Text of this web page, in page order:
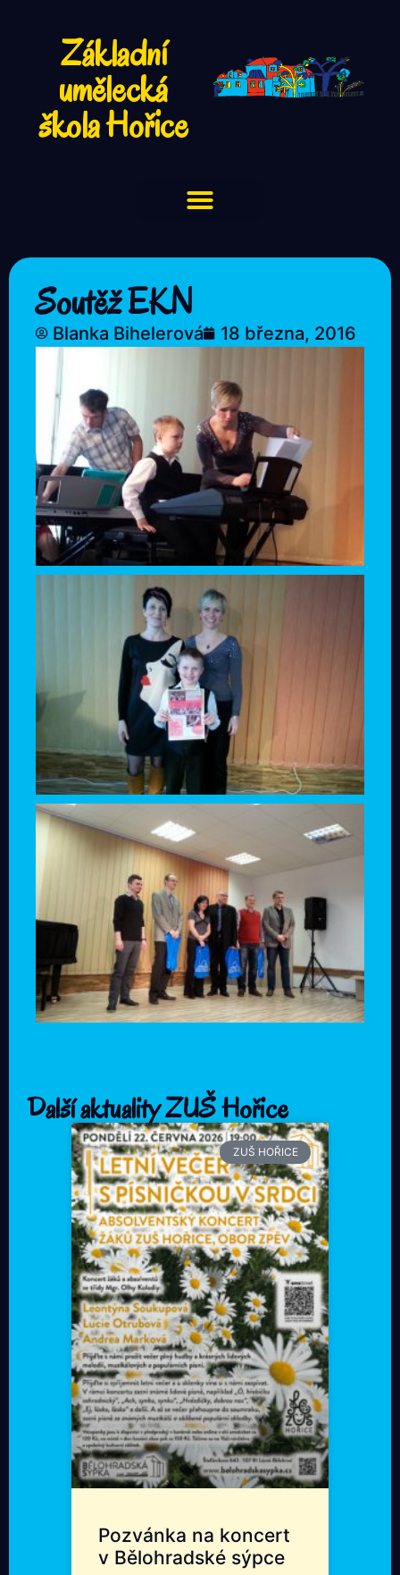
Základní
umělecká
škola Hořice
Soutěž EKN
Blanka Bihelerová 18 března, 2016
Další aktuality ZUŠ Hořice
ZUŠ HOŘICE
Pozvánka na koncert
v Bělohradské sýpce